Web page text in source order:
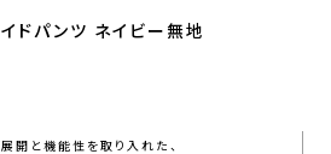
ドパンツ ネイビー無地
開と機能性を取り入れた、